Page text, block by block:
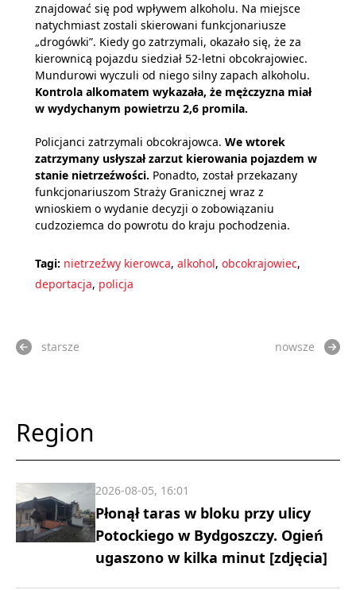
znajdować się pod wpływem alkoholu. Na miejsce
natychmiast zostali skierowani funkcjonariusze
„drogówki”. Kiedy go zatrzymali, okazało się, że za
kierownicą pojazdu siedział 52-letni obcokrajowiec.
Mundurowi wyczuli od niego silny zapach alkoholu.
Kontrola alkomatem wykazała, że mężczyzna miał
w wydychanym powietrzu 2,6 promila.
Policjanci zatrzymali obcokrajowca. We wtorek
zatrzymany usłyszał zarzut kierowania pojazdem w
stanie nietrzeźwości. Ponadto, został przekazany
funkcjonariuszom Straży Granicznej wraz z
wnioskiem o wydanie decyzji o zobowiązaniu
cudzoziemca do powrotu do kraju pochodzenia.
Tagi: nietrzeźwy kierowca, alkohol, obcokrajowiec,
deportacja, policja
starsze nowsze
Region
Płonął taras w bloku przy ulicy
Potockiego w Bydgoszczy. Ogień
ugaszono w kilka minut [zdjęcia]
2026-08-05, 16:01